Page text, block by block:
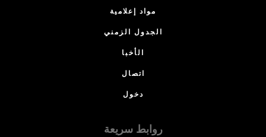
مواد إعلامية
الجدول الزمني
الأخبا
اتصال
دخول
روابط سريعة